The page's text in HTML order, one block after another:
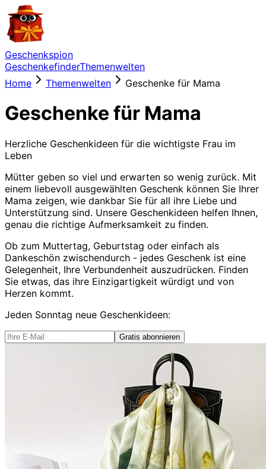
Geschenkspion
GeschenkefinderThemenwelten
Home
Themenwelten Geschenke für Mama
Geschenke für Mama
Herzliche Geschenkideen für die wichtigste Frau im
Leben
Mütter geben so viel und erwarten so wenig zurück. Mit
einem liebevoll ausgewählten Geschenk können Sie Ihrer
Mama zeigen, wie dankbar Sie für all ihre Liebe und
Unterstützung sind. Unsere Geschenkideen helfen Ihnen,
genau die richtige Aufmerksamkeit zu finden.
Ob zum Muttertag, Geburtstag oder einfach als
Dankeschön zwischendurch - jedes Geschenk ist eine
Gelegenheit, Ihre Verbundenheit auszudrücken. Finden
Sie etwas, das ihre Einzigartigkeit würdigt und von
Herzen kommt.
Jeden Sonntag neue Geschenkideen:
Gratis abonnieren